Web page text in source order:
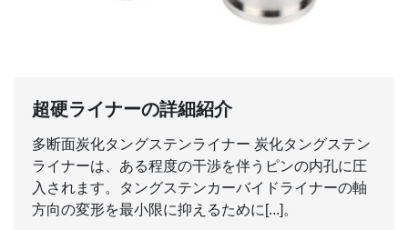
超硬ライナーの詳細紹介
多断面炭化タングステンライナー 炭化タングステン
ライナーは、ある程度の干渉を伴うピンの内孔に圧
入されます。タングステンカーバイドライナーの軸
方向の変形を最小限に抑えるために[...]。